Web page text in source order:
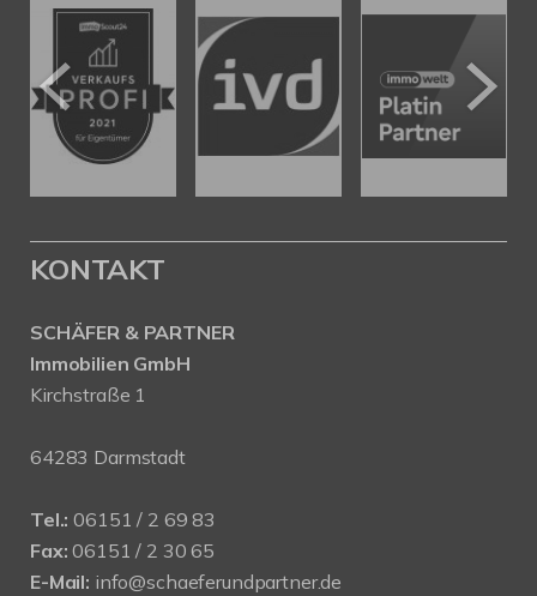
KONTAKT
SCHÄFER & PARTNER
Immobilien GmbH
Kirchstraße 1
64283 Darmstadt
Tel.: 06151 / 2 69 83
Fax: 06151 / 2 30 65
E-Mail: info@schaeferundpartner.de